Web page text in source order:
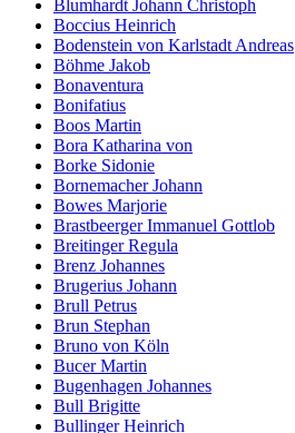
Blumhardt Johann Christoph
Boccius Heinrich
Bodenstein von Karlstadt Andreas
Böhme Jakob
Bonaventura
Bonifatius
Boos Martin
Bora Katharina von
Borke Sidonie
Bornemacher Johann
Bowes Marjorie
Brastbeerger Immanuel Gottlob
Breitinger Regula
Brenz Johannes
Brugerius Johann
Brull Petrus
Brun Stephan
Bruno von Köln
Bucer Martin
Bugenhagen Johannes
Bull Brigitte
Bullinger Heinrich